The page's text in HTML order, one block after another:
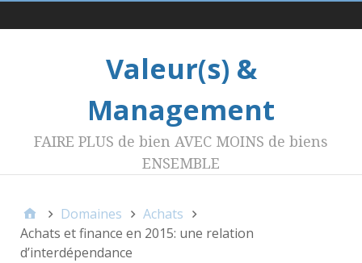
Menu 1
Valeur(s) &
Management
FAIRE PLUS de bien AVEC MOINS de biens
ENSEMBLE
Domaines
Achats
Achats et finance en 2015: une relation
d’interdépendance